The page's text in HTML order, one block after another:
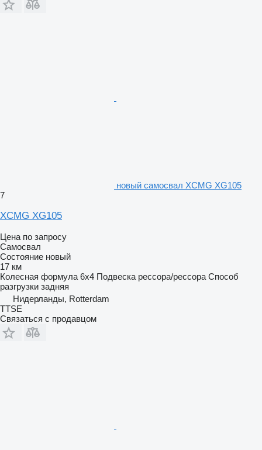
новый самосвал XCMG XG105
7
XCMG XG105
Цена по запросу
Самосвал
Состояние новый
17 км
Колесная формула 6x4 Подвеска рессора/рессора Способ
разгрузки задняя
Нидерланды, Rotterdam
TTSE
Связаться с продавцом